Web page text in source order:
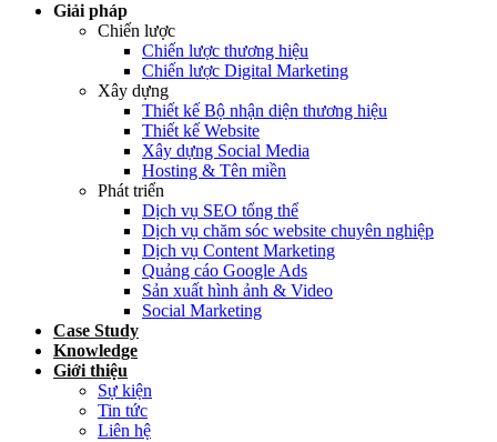
Giải pháp
Chiến lược
Chiến lược thương hiệu
Chiến lược Digital Marketing
Xây dựng
Thiết kế Bộ nhận diện thương hiệu
Thiết kế Website
Xây dựng Social Media
Hosting & Tên miền
Phát triển
Dịch vụ SEO tổng thể
Dịch vụ chăm sóc website chuyên nghiệp
Dịch vụ Content Marketing
Quảng cáo Google Ads
Sản xuất hình ảnh & Video
Social Marketing
Case Study
Knowledge
Giới thiệu
Sự kiện
Tin tức
Liên hệ